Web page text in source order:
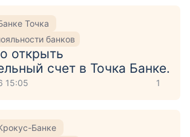
Точка
банков
открыть
счет в Точка Банке.
15:05 1
Банке